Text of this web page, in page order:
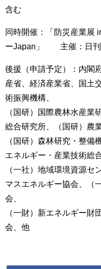
含む
同時開催：「防災産業展
ーJapan」 主催：日刊
後援（申請予定）：内閣
産省、経済産業省、国
術振興機構、
（国研）国際農林水産業
総合研究所、（国研）農
（国研）森林研究・整備
エネルギー・産業技術総
（一社）地域環境資源セ
マスエネルギー協会、（
会、
（一財）新エネルギー財
会、他